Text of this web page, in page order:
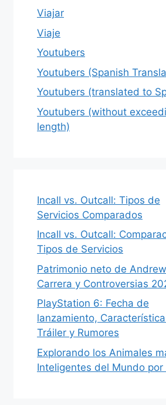
Viajar
Viaje
Youtubers
Youtubers (Spanish
Youtubers (translated to
Youtubers (without
length)
Incall vs. Outcall: Tipos de
Servicios Comparados
Incall vs. Outcall:
Tipos de Servicios
Patrimonio neto de
Carrera y Controversias
PlayStation 6: Fecha de
lanzamiento,
Tráiler y Rumores
Explorando los Animales
Inteligentes del Mundo por